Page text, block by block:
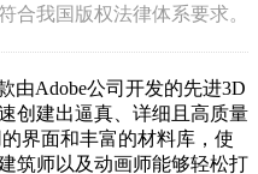
合我国版权法律体系要求。
由Adobe公司开发的先进3D
建出逼真、详细且高质量
的界面和丰富的材料库，使
、建筑师以及动画师能够轻松打